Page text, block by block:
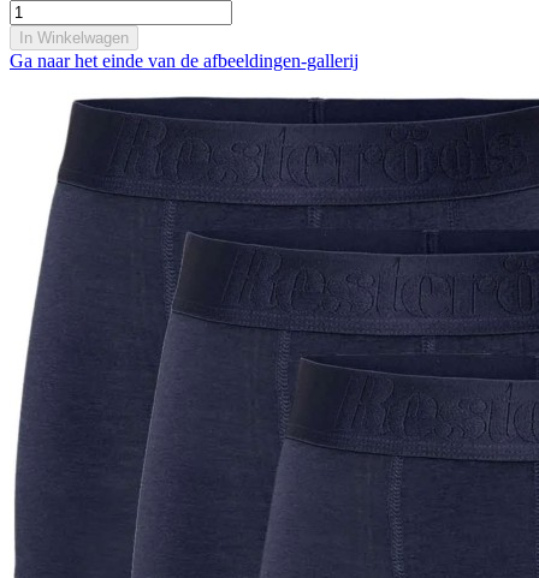
In Winkelwagen
Ga naar het einde van de afbeeldingen-gallerij